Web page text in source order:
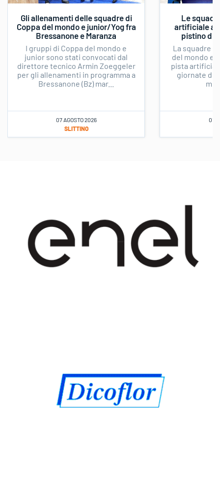
Gli allenamenti delle squadre di
Coppa del mondo e junior/Yog fra
Bressanone e Maranza
I gruppi di Coppa del mondo e
junior sono stati convocati dal
direttore tecnico Armin Zoeggeler
per gli allenamenti in programma a
Bressanone (Bz) mar...
07 AGOSTO 2026
SLITTINO
Le
artificiale al
pistino di
La squadre
del mondo e
pista
giornate di
01